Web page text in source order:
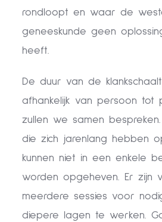
rondloopt en waar de
geneeskunde geen
heeft.
De duur van de
afhankelijk van persoon tot
zullen we samen bespreken.
die zich jarenlang hebben
kunnen niet in een enkele
worden opgeheven. Er zijn
meerdere sessies voor
diepere lagen te werken.